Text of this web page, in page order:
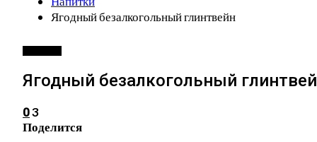
Ягодный безалкогольный глинтвейн
Ягодный безалкогольный
03
Поделится